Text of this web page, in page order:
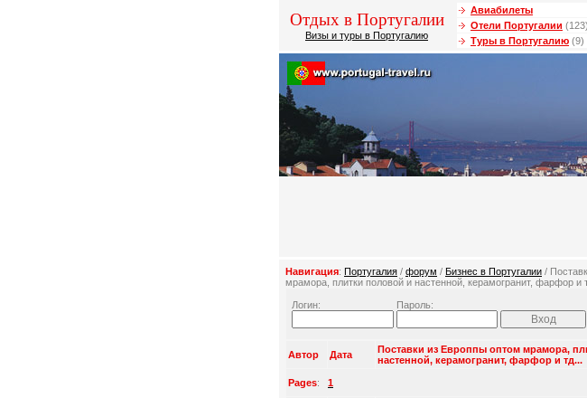
Отдых в Португалии
Визы и туры в Португалию
Авиабилеты
Отели Португалии (123)
Туры в Португалию (9)
Навигация: Португалия / форум / Бизнес в Португалии /
мрамора, плитки половой и настенной, керамогранит, фарфор и
Логин: Пароль:
Автор Дата
Поставки из Европпы оптом мрамора,
настенной, керамогранит, фарфор и тд...
Pages: 1